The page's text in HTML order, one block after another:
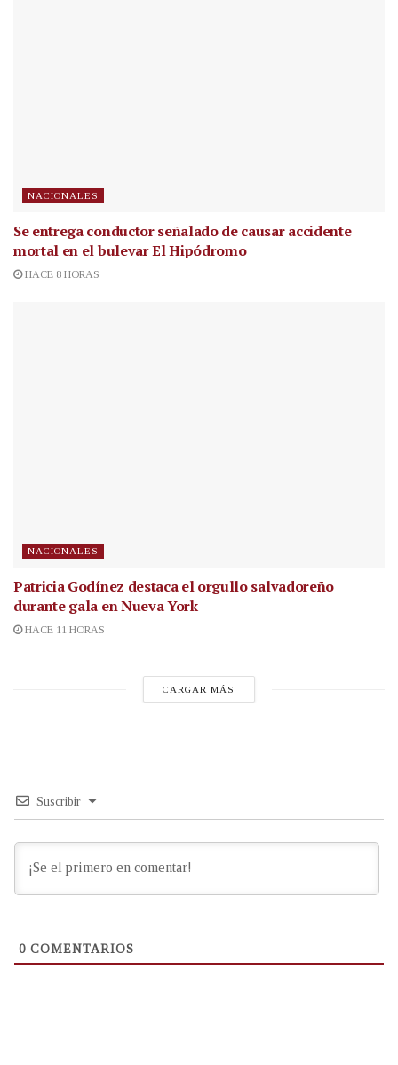
NACIONALES
Se entrega conductor señalado de causar accidente
mortal en el bulevar El Hipódromo
HACE 8 HORAS
NACIONALES
Patricia Godínez destaca el orgullo salvadoreño
durante gala en Nueva York
HACE 11 HORAS
CARGAR MÁS
Suscribir
0 COMENTARIOS